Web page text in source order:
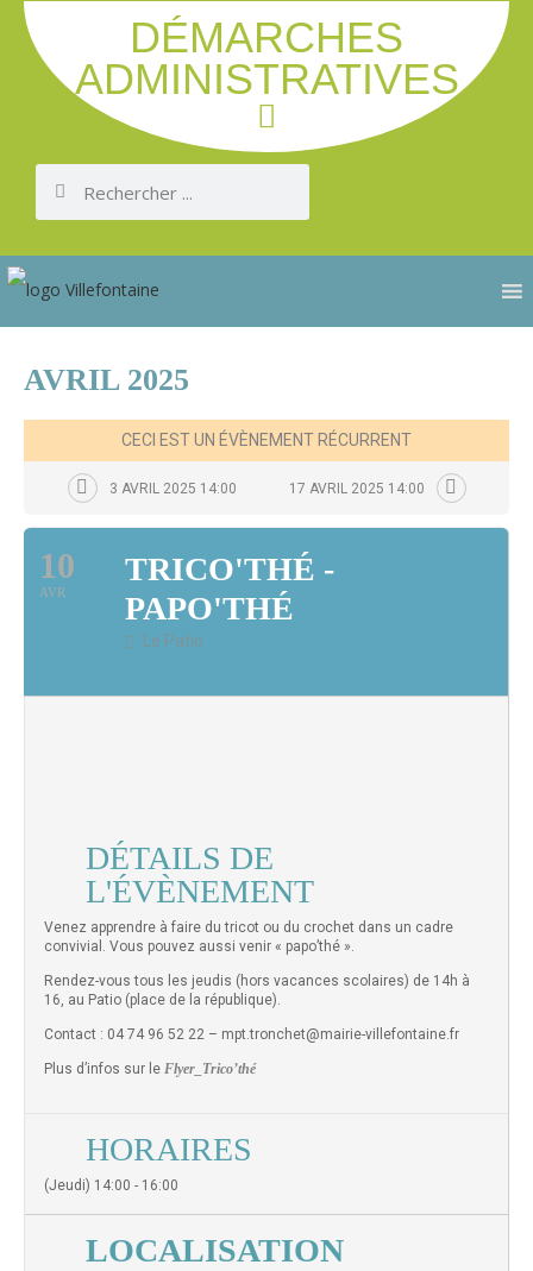
DÉMARCHES
ADMINISTRATIVES
AVRIL 2025
CECI EST UN ÉVÈNEMENT RÉCURRENT
3 AVRIL 2025 14:00 17 AVRIL 2025 14:00
10
AVR
TRICO'THÉ -
PAPO'THÉ
Le Patio
DÉTAILS DE
L'ÉVÈNEMENT
Venez apprendre à faire du tricot ou du crochet dans un cadre
convivial. Vous pouvez aussi venir « papo’thé ».
Rendez-vous tous les jeudis (hors vacances scolaires) de 14h à
16, au Patio (place de la république).
Contact : 04 74 96 52 22 – mpt.tronchet@mairie-villefontaine.fr
Plus d’infos sur le Flyer_Trico’thé
HORAIRES
(Jeudi) 14:00 - 16:00
LOCALISATION